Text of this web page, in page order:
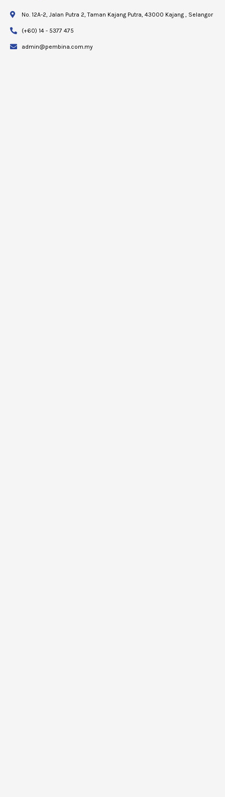
No. 12A-2, Jalan Putra 2, Taman Kajang Putra, 43000 Kajang , Selangor
(+60) 14 - 5377 475
admin@pembina.com.my